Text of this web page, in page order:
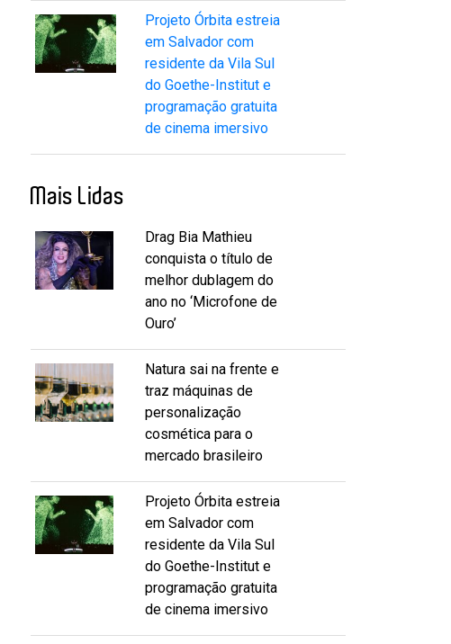
Projeto Órbita estreia
em Salvador com
residente da Vila Sul
do Goethe-Institut e
programação gratuita
de cinema imersivo
Mais Lidas
Drag Bia Mathieu
conquista o título de
melhor dublagem do
ano no ‘Microfone de
Ouro’
Natura sai na frente e
traz máquinas de
personalização
cosmética para o
mercado brasileiro
Projeto Órbita estreia
em Salvador com
residente da Vila Sul
do Goethe-Institut e
programação gratuita
de cinema imersivo